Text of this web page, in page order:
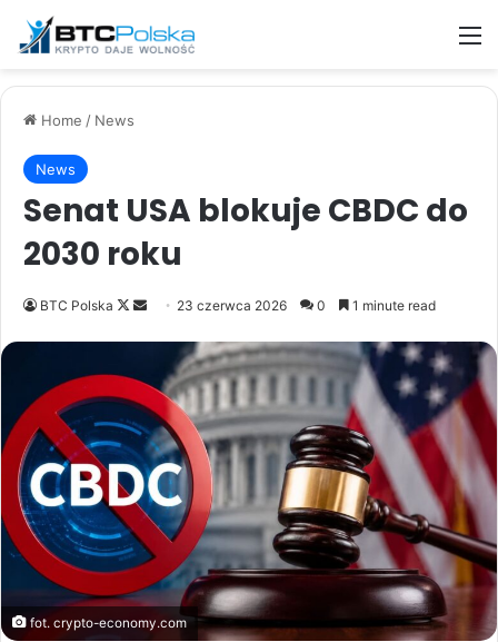
Home / News
News
Senat USA blokuje CBDC do
2030 roku
BTC Polska
Follow
Send 23 czerwca 2026 0 1 minute read
fot. crypto-economy.com